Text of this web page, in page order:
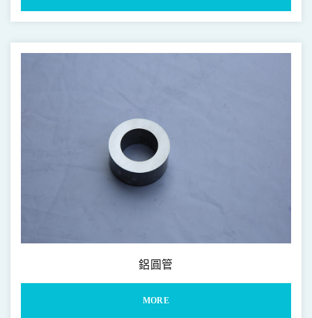
鋁圓管
MORE